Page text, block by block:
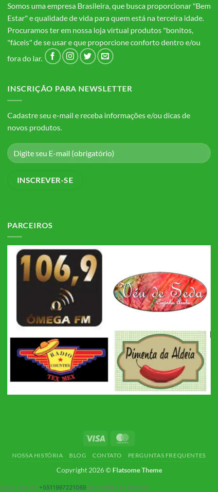
Somos uma empresa Brasileira, que busca proporcionar "Bem
Estar" e qualidade de vida para quem está na terceira idade.
Procuramos ter em nossa loja virtual produtos "bonitos,
"fáceis" de se usar e que proporcione conforto dentro e/ou
fora do lar.
INSCRIÇÃO PARA NEWSLETTER
Cadastre seu e-mail e receba informações e/ou dicas de
novos produtos.
PARCEIROS
Visa
NOSSA HISTÓRIA BLOG CONTATO PERGUNTAS FREQUENTES
Copyright 2026 © Flatsome Theme
Ligue-nos em +5511997221069 das 9:00hs às 18:00hs